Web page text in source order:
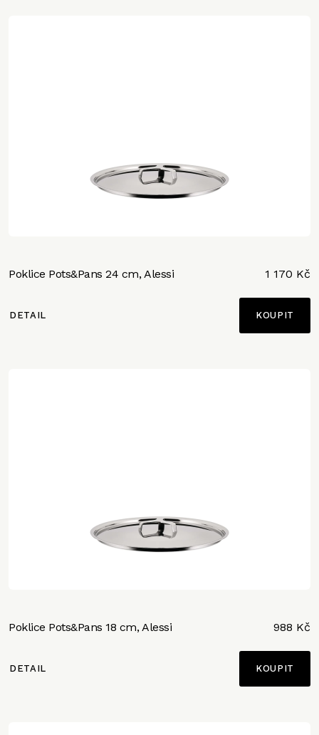
Poklice Pots&Pans 24 cm, Alessi 1 170 Kč
DETAIL
Poklice Pots&Pans 18 cm, Alessi 988 Kč
DETAIL